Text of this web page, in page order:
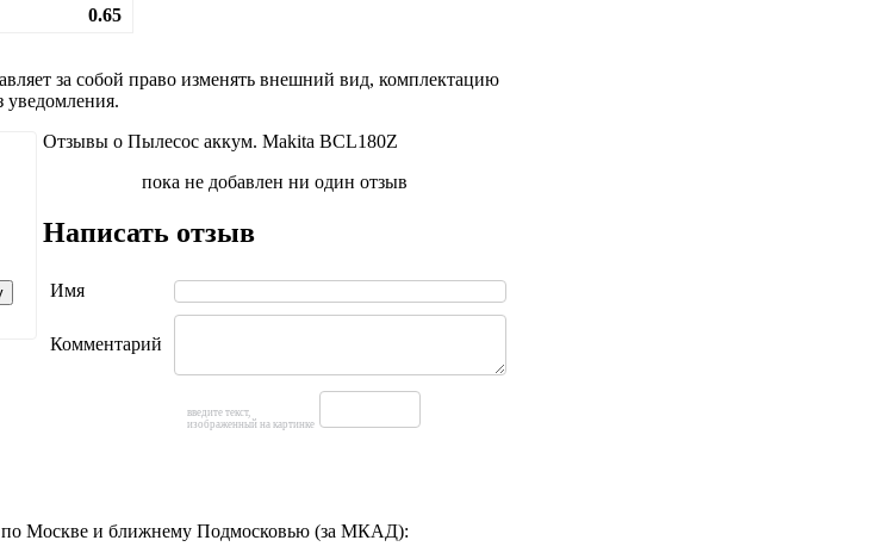
0.65
за собой право изменять внешний вид, комплектацию
уведомления.
Отзывы о Пылесос аккум. Makita BCL180Z
пока не добавлен ни один отзыв
Написать отзыв
Имя
Комментарий
введите текст,
изображенный на картинке
по Москве и ближнему Подмосковью (за МКАД):